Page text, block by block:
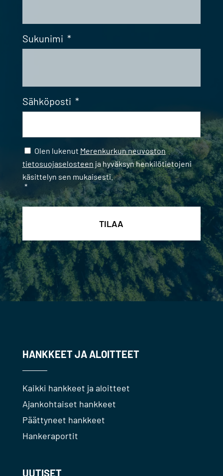
Sukunimi *
Sähköposti *
Samtycke *
Olen lukenut Merenkurkun neuvoston
tietosuojaselosteen ja hyväksyn henkilötietojeni
käsittelyn sen mukaisesti.
*
HANKKEET JA ALOITTEET
Kaikki hankkeet ja aloitteet
Ajankohtaiset hankkeet
Päättyneet hankkeet
Hankeraportit
UUTISET